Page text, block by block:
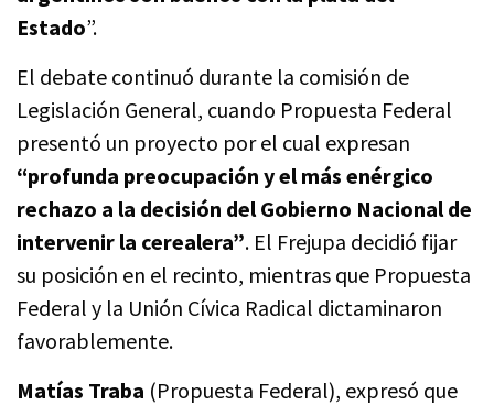
Estado”.
El debate continuó durante la comisión de
Legislación General, cuando Propuesta Federal
presentó un proyecto por el cual expresan
“profunda preocupación y el más enérgico
rechazo a la decisión del Gobierno Nacional de
intervenir la cerealera”. El Frejupa decidió fijar
su posición en el recinto, mientras que Propuesta
Federal y la Unión Cívica Radical dictaminaron
favorablemente.
Matías Traba (Propuesta Federal), expresó que